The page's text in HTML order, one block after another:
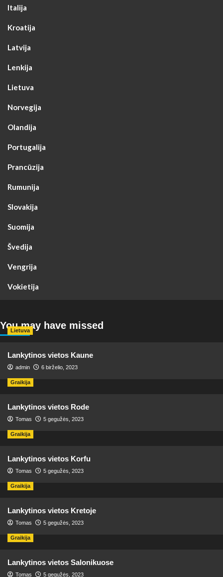
Italija
Kroatija
Latvija
Lenkija
Lietuva
Norvegija
Olandija
Portugalija
Prancūzija
Rumunija
Slovakija
Suomija
Švedija
Vengrija
Vokietija
You may have missed
Lietuva
Lankytinos vietos Kaune
admin 6 birželio, 2023
Graikija
Lankytinos vietos Rode
Tomas 5 gegužės, 2023
Graikija
Lankytinos vietos Korfu
Tomas 5 gegužės, 2023
Graikija
Lankytinos vietos Kretoje
Tomas 5 gegužės, 2023
Graikija
Lankytinos vietos Salonikuose
Tomas 5 gegužės, 2023